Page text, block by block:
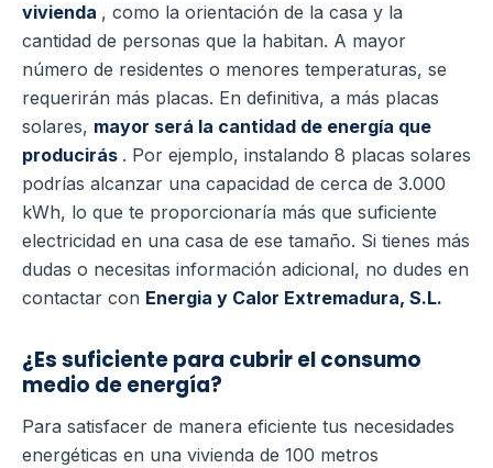
vivienda , como la orientación de la casa y la
cantidad de personas que la habitan. A mayor
número de residentes o menores temperaturas, se
requerirán más placas. En definitiva, a más placas
solares, mayor será la cantidad de energía que
producirás . Por ejemplo, instalando 8 placas solares
podrías alcanzar una capacidad de cerca de 3.000
kWh, lo que te proporcionaría más que suficiente
electricidad en una casa de ese tamaño. Si tienes más
dudas o necesitas información adicional, no dudes en
contactar con Energia y Calor Extremadura, S.L.
¿Es suficiente para cubrir el consumo
medio de energía?
Para satisfacer de manera eficiente tus necesidades
energéticas en una vivienda de 100 metros